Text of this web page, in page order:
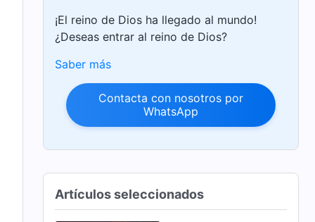
¡El reino de Dios ha llegado al mundo!
¿Deseas entrar al reino de Dios?
Saber más
Contacta con nosotros por
WhatsApp
Artículos seleccionados